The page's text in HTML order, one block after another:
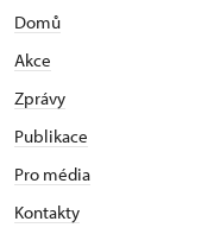
Domů
Akce
Zprávy
Publikace
Pro média
Kontakty